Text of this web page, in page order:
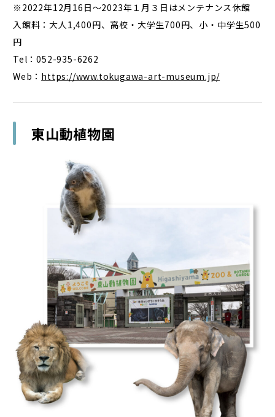
※2022年12月16日～2023年１月３日はメンテナンス休館
入館料：大人1,400円、高校・大学生700円、小・中学生500
円
Tel：052-935-6262
Web： https://www.tokugawa-art-museum.jp/
東山動植物園